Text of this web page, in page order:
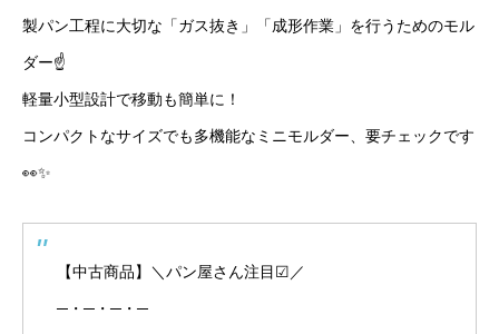
製パン工程に大切な「ガス抜き」「成形作業」を行うためのモル
ダー☝
軽量小型設計で移動も簡単に！
コンパクトなサイズでも多機能なミニモルダー、要チェックです
👀✨
【中古商品】＼パン屋さん注目☑／
─・─・─・─